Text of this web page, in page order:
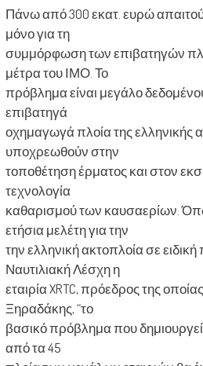
Πάνω από 300 εκατ. ευρώ
μόνο για τη
συμμόρφωση των επιβατηγών
μέτρα του ΙΜΟ. Το
πρόβλημα είναι μεγάλο
επιβατηγά
οχημαγωγά πλοία της ελληνικής
υποχρεωθούν στην
τοποθέτηση έρματος και στον
τεχνολογία
καθαρισμού των καυσαερίων.
ετήσια μελέτη για την
την ελληνική ακτοπλοία σε
Ναυτιλιακή Λέσχη η
εταιρία XRTC, πρόεδρος της
Ξηραδάκης, “το
βασικό πρόβλημα που
από τα 45